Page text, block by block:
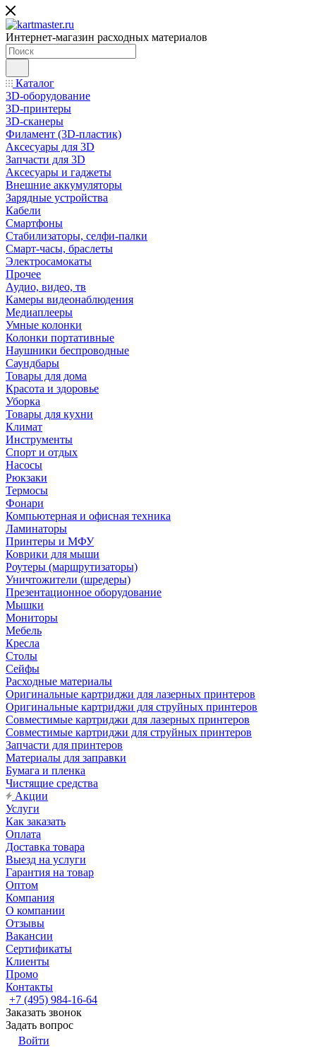
Интернет-магазин расходных материалов
Каталог
3D-оборудование
3D-принтеры
3D-сканеры
Филамент (3D-пластик)
Аксесуары для 3D
Запчасти для 3D
Аксесуары и гаджеты
Внешние аккумуляторы
Зарядные устройства
Кабели
Смартфоны
Стабилизаторы, селфи-палки
Смарт-часы, браслеты
Электросамокаты
Прочее
Аудио, видео, тв
Камеры видеонаблюдения
Медиаплееры
Умные колонки
Колонки портативные
Наушники беспроводные
Саундбары
Товары для дома
Красота и здоровье
Уборка
Товары для кухни
Климат
Инструменты
Спорт и отдых
Насосы
Рюкзаки
Термосы
Фонари
Компьютерная и офисная техника
Ламинаторы
Принтеры и МФУ
Коврики для мыши
Роутеры (маршрутизаторы)
Уничтожители (шредеры)
Презентационное оборудование
Мышки
Мониторы
Мебель
Кресла
Столы
Сейфы
Расходные материалы
Оригинальные картриджи для лазерных принтеров
Оригинальные картриджи для струйных принтеров
Совместимые картриджи для лазерных принтеров
Совместимые картриджи для струйных принтеров
Запчасти для принтеров
Материалы для заправки
Бумага и пленка
Чистящие средства
Акции
Услуги
Как заказать
Оплата
Доставка товара
Выезд на услуги
Гарантия на товар
Оптом
Компания
О компании
Отзывы
Вакансии
Сертификаты
Клиенты
Промо
Контакты
+7 (495) 984-16-64
Заказать звонок
Задать вопрос
Войти